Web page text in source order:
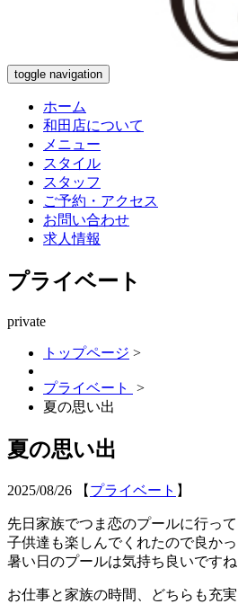
toggle navigation
ホーム
和田店について
メニュー
スタイル
スタッフ
ご予約・アクセス
お問い合わせ
求人情報
プライベート
private
トップページ >
プライベート
>
夏の思い出
夏の思い出
2025/08/26 【 プライベート 】
先日家族でつま恋のプールに行って
子供達も楽しんでくれたので良かっ
暑い日のプールは気持ち良いですね
お仕事と家族の時間、どちらも充